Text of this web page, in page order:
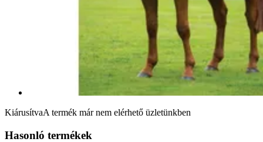
KiárusítvaA termék már nem elérhető üzletünkben
Hasonló termékek